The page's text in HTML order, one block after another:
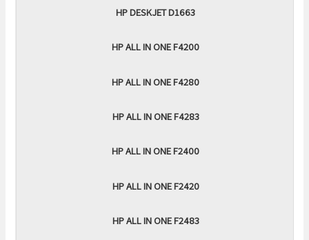
HP DESKJET D1663
HP ALL IN ONE F4200
HP ALL IN ONE F4280
HP ALL IN ONE F4283
HP ALL IN ONE F2400
HP ALL IN ONE F2420
HP ALL IN ONE F2483